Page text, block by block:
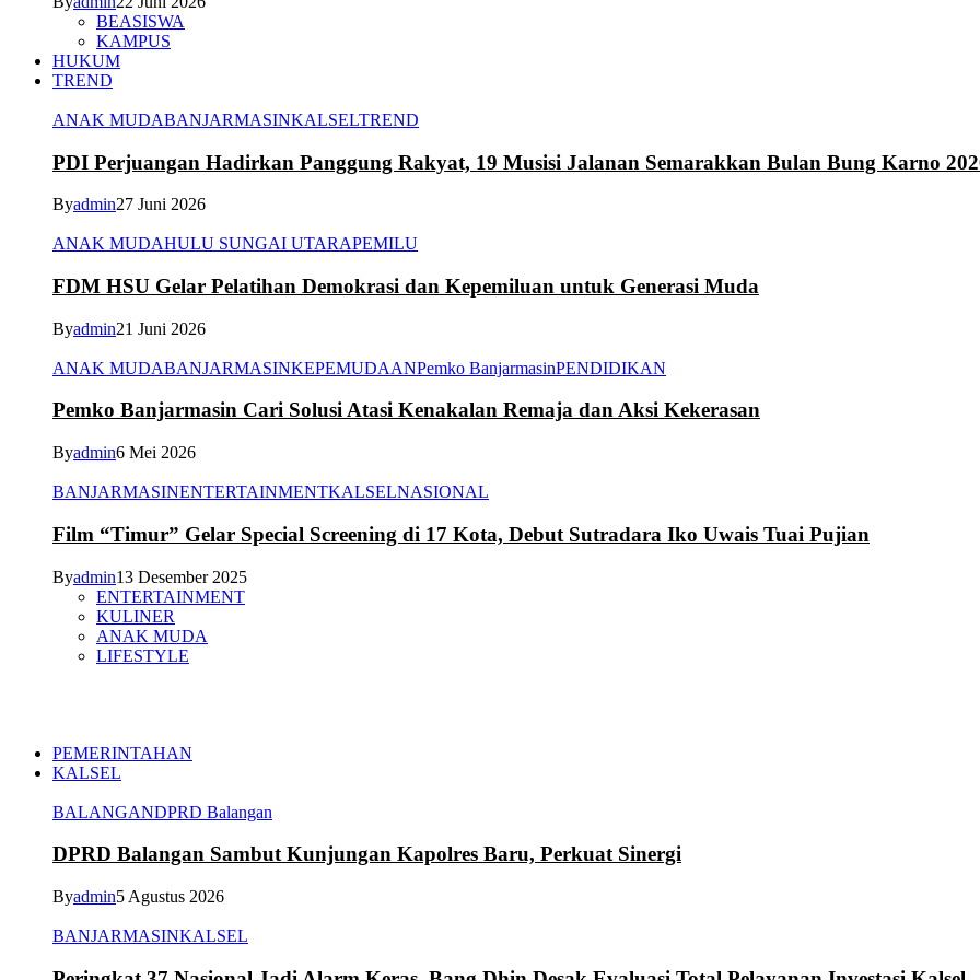
BEASISWA
KAMPUS
HUKUM
TREND
ANAK MUDABANJARMASINKALSELTREND
PDI Perjuangan Hadirkan Panggung Rakyat, 19 Musisi Jalanan Semarakkan Bulan Bung Karno
Byadmin27 Juni 2026
ANAK MUDAHULU SUNGAI UTARAPEMILU
FDM HSU Gelar Pelatihan Demokrasi dan Kepemiluan untuk Generasi Muda
Byadmin21 Juni 2026
ANAK MUDABANJARMASINKEPEMUDAANPemko BanjarmasinPENDIDIKAN
Pemko Banjarmasin Cari Solusi Atasi Kenakalan Remaja dan Aksi Kekerasan
Byadmin6 Mei 2026
BANJARMASINENTERTAINMENTKALSELNASIONAL
Film “Timur” Gelar Special Screening di 17 Kota, Debut Sutradara Iko Uwais Tuai Pujian
Byadmin13 Desember 2025
ENTERTAINMENT
KULINER
ANAK MUDA
LIFESTYLE
PEMERINTAHAN
KALSEL
BALANGANDPRD Balangan
DPRD Balangan Sambut Kunjungan Kapolres Baru, Perkuat Sinergi
Byadmin5 Agustus 2026
BANJARMASINKALSEL